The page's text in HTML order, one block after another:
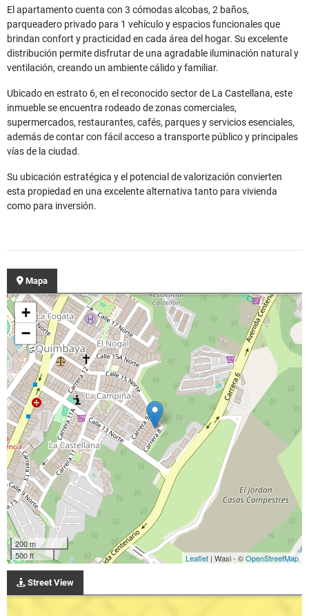
El apartamento cuenta con 3 cómodas alcobas, 2 baños,
parqueadero privado para 1 vehículo y espacios funcionales que
brindan confort y practicidad en cada área del hogar. Su excelente
distribución permite disfrutar de una agradable iluminación natural y
ventilación, creando un ambiente cálido y familiar.
Ubicado en estrato 6, en el reconocido sector de La Castellana, este
inmueble se encuentra rodeado de zonas comerciales,
supermercados, restaurantes, cafés, parques y servicios esenciales,
además de contar con fácil acceso a transporte público y principales
vías de la ciudad.
Su ubicación estratégica y el potencial de valorización convierten
esta propiedad en una excelente alternativa tanto para vivienda
como para inversión.
Mapa
+
−
200 m
500 ft
Leaflet | Wasi - ©OpenStreetMap
Street View